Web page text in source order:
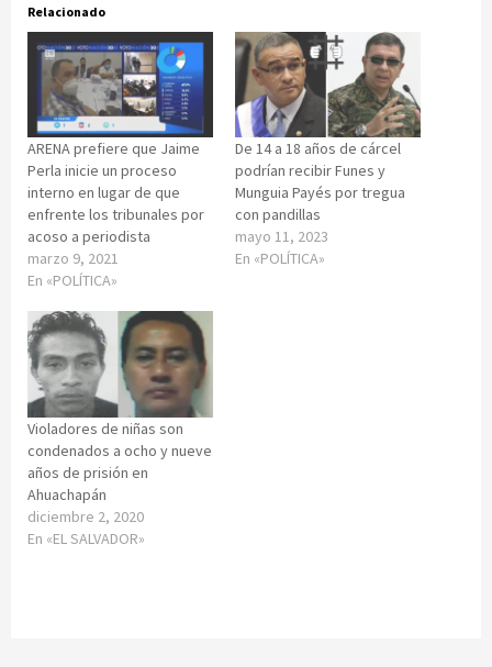
Relacionado
ARENA prefiere que Jaime
Perla inicie un proceso
interno en lugar de que
enfrente los tribunales por
acoso a periodista
marzo 9, 2021
En «POLÍTICA»
De 14 a 18 años de cárcel
podrían recibir Funes y
Munguia Payés por tregua
con pandillas
mayo 11, 2023
En «POLÍTICA»
Violadores de niñas son
condenados a ocho y nueve
años de prisión en
Ahuachapán
diciembre 2, 2020
En «EL SALVADOR»